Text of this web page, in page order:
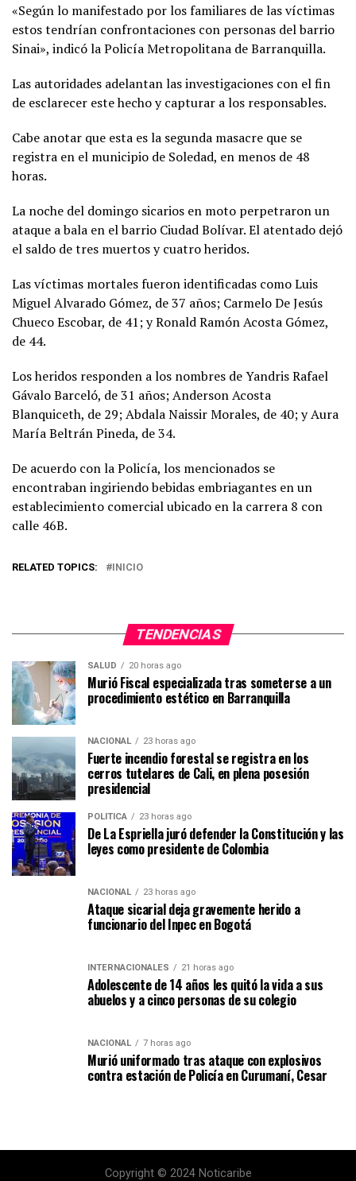
«Según lo manifestado por los familiares de las víctimas
estos tendrían confrontaciones con personas del barrio
Sinai», indicó la Policía Metropolitana de Barranquilla.
Las autoridades adelantan las investigaciones con el fin
de esclarecer este hecho y capturar a los responsables.
Cabe anotar que esta es la segunda masacre que se
registra en el municipio de Soledad, en menos de 48
horas.
La noche del domingo sicarios en moto perpetraron un
ataque a bala en el barrio Ciudad Bolívar. El atentado dejó
el saldo de tres muertos y cuatro heridos.
Las víctimas mortales fueron identificadas como Luis
Miguel Alvarado Gómez, de 37 años; Carmelo De Jesús
Chueco Escobar, de 41; y Ronald Ramón Acosta Gómez,
de 44.
Los heridos responden a los nombres de Yandris Rafael
Gávalo Barceló, de 31 años; Anderson Acosta
Blanquiceth, de 29; Abdala Naissir Morales, de 40; y Aura
María Beltrán Pineda, de 34.
De acuerdo con la Policía, los mencionados se
encontraban ingiriendo bebidas embriagantes en un
establecimiento comercial ubicado en la carrera 8 con
calle 46B.
RELATED TOPICS: INICIO
TENDENCIAS
SALUD 20 horas ago
Murió Fiscal especializada tras someterse a un
procedimiento estético en Barranquilla
NACIONAL 23 horas ago
Fuerte incendio forestal se registra en los
cerros tutelares de Cali, en plena posesión
presidencial
POLÍTICA 23 horas ago
De La Espriella juró defender la Constitución y las
leyes como presidente de Colombia
NACIONAL 23 horas ago
Ataque sicarial deja gravemente herido a
funcionario del Inpec en Bogotá
INTERNACIONALES 21 horas ago
Adolescente de 14 años les quitó la vida a sus
abuelos y a cinco personas de su colegio
NACIONAL 7 horas ago
Murió uniformado tras ataque con explosivos
contra estación de Policía en Curumaní, Cesar
Copyright © 2024 Noticaribe